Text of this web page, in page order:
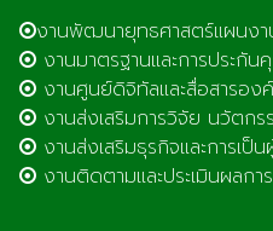
งานพัฒนายุทธศาสตร์แผนงา
งานมาตรฐานและการประกั
งานศูนย์ดิจิทัลและสื่อสารอง
งานส่งเสริมการวิจัย นวัตกร
งานส่งเสริมธุรกิจและการเป็
งานติดตามและประเมินผลกา